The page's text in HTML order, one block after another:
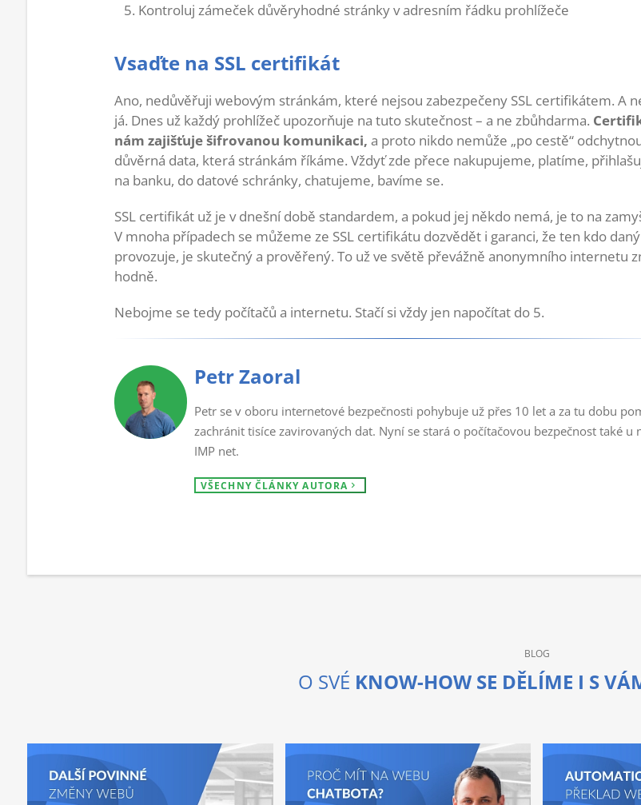
Kontroluj zámeček důvěryhodné stránky v adresním řádku prohlížeče
Vsaďte na SSL certifikát
Ano, nedůvěřuji webovým stránkám, které nejsou zabezpečeny SSL certifikátem. A
já. Dnes už každý prohlížeč upozorňuje na tuto skutečnost – a ne zbůhdarma.
nám zajišťuje šifrovanou komunikaci, a proto nikdo nemůže „po cestě“
důvěrná data, která stránkám říkáme. Vždyť zde přece nakupujeme, platíme,
na banku, do datové schránky, chatujeme, bavíme se.
SSL certifikát už je v dnešní době standardem, a pokud jej někdo nemá, je to na
V mnoha případech se můžeme ze SSL certifikátu dozvědět i garanci, že ten kdo
provozuje, je skutečný a prověřený. To už ve světě převážně anonymního internetu
hodně.
Nebojme se tedy počítačů a internetu. Stačí si vždy jen napočítat do 5.
Petr Zaoral
Petr se v oboru internetové bezpečnosti pohybuje už přes 10 let a za tu dobu
zachránit tisíce zavirovaných dat. Nyní se stará o počítačovou bezpečnost také u
IMP net.
VŠECHNY ČLÁNKY AUTORA
BLOG
O SVÉ KNOW-HOW SE DĚLÍME I S